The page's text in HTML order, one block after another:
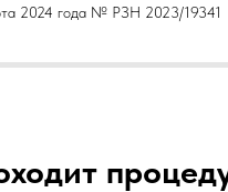
2024 года № РЗН 2023/19341